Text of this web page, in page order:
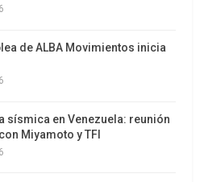
referencia a la derecha
Mesa de
efectuó elecciones
su abanderado a la
como a alcaldías y
interna resultó
de ALBA Movimientos inicia
sísmica en Venezuela: reunión
Miyamoto y TFI